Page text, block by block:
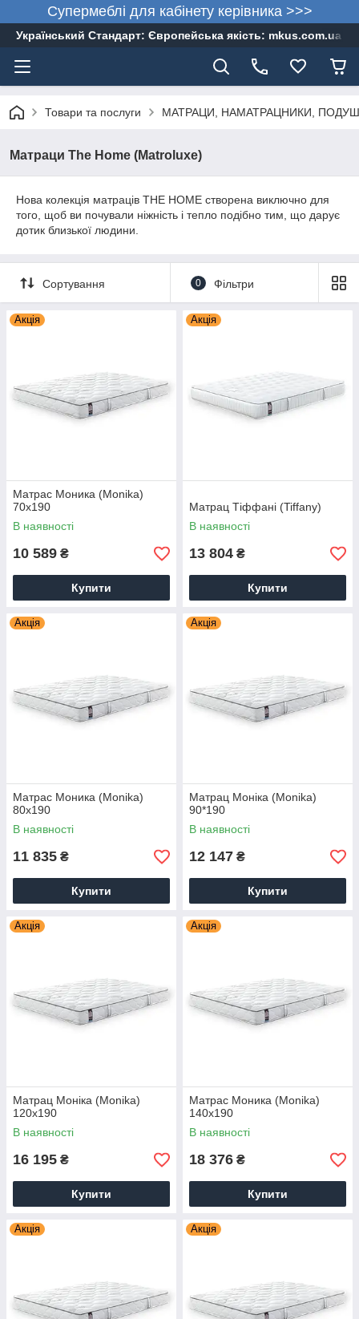
Супермеблі для кабінету керівника >>>
Український Стандарт: Європейська якість: mkus.com.ua
Товари та послуги МАТРАЦИ, НАМАТРАЦНИКИ,
Матраци The Home (Matroluxe)
Нова колекція матраців THE HOME створена виключно для
того, щоб ви почували ніжність і тепло подібно тим, що дарує
дотик близької людини.
Сортування 0 Фільтри
Акція
Матрас Моника (Monika)
70х190
В наявності
10 589 ₴
Купити
Акція
Матрац Тіффані (Tiffany)
В наявності
13 804 ₴
Купити
Акція
Матрас Моника (Monika)
80х190
В наявності
11 835 ₴
Купити
Акція
Матрац Моніка (Monika)
90*190
В наявності
12 147 ₴
Купити
Акція
Матрац Моніка (Monika)
120х190
В наявності
16 195 ₴
Купити
Акція
Матрас Моника (Monika)
140х190
В наявності
18 376 ₴
Купити
Акція Акція